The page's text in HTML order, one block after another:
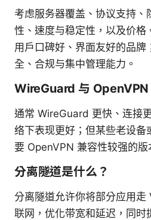
考虑服务器覆盖、协议支持、
性、速度与稳定性，以及价格
用户口碑好、界面友好的品牌
全、合规与集中管理能力。
WireGuard 与 OpenVPN
通常 WireGuard 更快、连接
络下表现更好；但某些老设备
要 OpenVPN 兼容性较强的版
分离隧道是什么？
分离隧道允许你将部分应用走
联网，优化带宽和延迟，同时